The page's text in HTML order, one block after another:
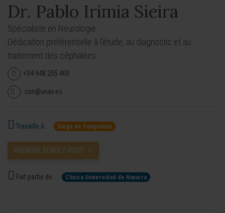
Dr. Pablo Irimia Sieira
Spécialiste en Neurologie.
Dédication préférentielle à l’étude, au diagnostic et au
traitement des céphalées.
+34 948 255 400
cun@unav.es
Travaille à : Siège de Pampelune
PRENDRE RENDEZ-VOUS
Fait partie de : Clínica Universidad de Navarra